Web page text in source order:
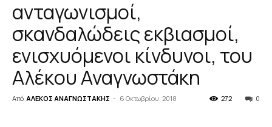
ανταγωνισμοί,
σκανδαλώδεις εκβιασμοί,
ενισχυόμενοι κίνδυνοι, του
Αλέκου Αναγνωστάκη
Από ΑΛΕΚΟΣ ΑΝΑΓΝΩΣΤΑΚΗΣ - 6 Οκτωβρίου, 2018 0
272